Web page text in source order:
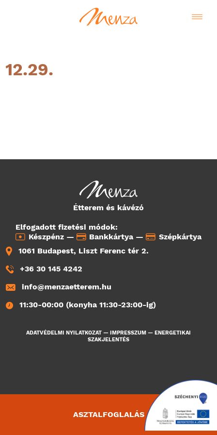
12.29.
Étterem és kávézó
Elfogadott fizetési módok:
Készpénz —
Bankkártya —
Szépkártya
1061 Budapest, Liszt Ferenc tér 2.
+36 30 145 4242
info@menzaetterem.hu
11:30-00:00 (konyha 11:30-23:00-ig)
ADATVÉDELMI NYILATKOZAT — IMPRESSZUM — ENERGETIKAI
SZAKJELENTÉS
ASZTALFOGLALÁS